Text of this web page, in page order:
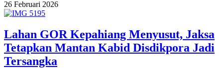
26 Februari 2026
Lahan GOR Kepahiang Menyusut, Jaksa
Tetapkan Mantan Kabid Disdikpora Jadi
Tersangka